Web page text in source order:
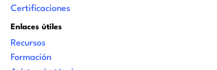
Certificaciones
Enlaces útiles
Recursos
Formación